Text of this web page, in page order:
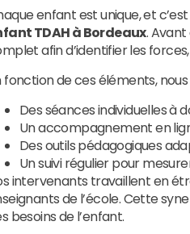
enfant est unique, et
TDAH à Bordeaux.
afin d’identifier les
fonction de ces éléments,
Des séances individuelles à
Un accompagnement en
Des outils pédagogiques
Un suivi régulier pour
intervenants travaillent en
de l’école. Cette
besoins de l’enfant.